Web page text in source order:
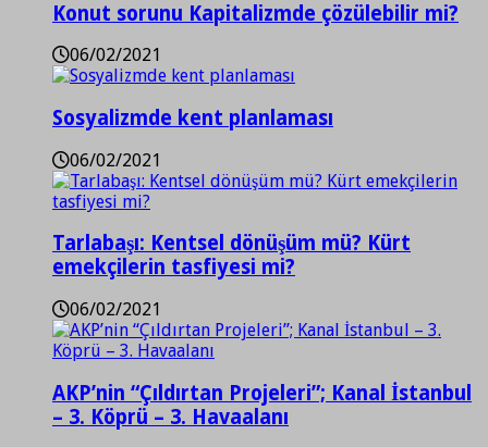
Konut sorunu Kapitalizmde çözülebilir mi?
06/02/2021
Sosyalizmde kent planlaması
06/02/2021
Tarlabaşı: Kentsel dönüşüm mü? Kürt
emekçilerin tasfiyesi mi?
06/02/2021
AKP’nin “Çıldırtan Projeleri”; Kanal İstanbul
– 3. Köprü – 3. Havaalanı